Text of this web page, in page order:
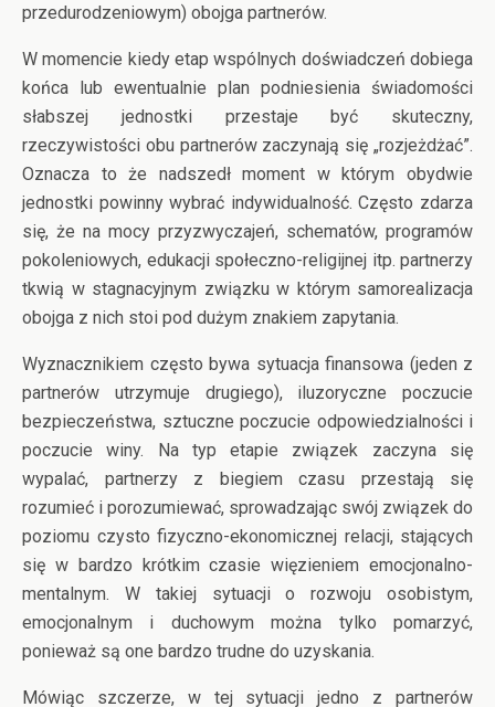
przedurodzeniowym) obojga partnerów.
W momencie kiedy etap wspólnych doświadczeń dobiega
końca lub ewentualnie plan podniesienia świadomości
słabszej jednostki przestaje być skuteczny,
rzeczywistości obu partnerów zaczynają się „rozjeżdżać”.
Oznacza to że nadszedł moment w którym obydwie
jednostki powinny wybrać indywidualność. Często zdarza
się, że na mocy przyzwyczajeń, schematów, programów
pokoleniowych, edukacji społeczno-religijnej itp. partnerzy
tkwią w stagnacyjnym związku w którym samorealizacja
obojga z nich stoi pod dużym znakiem zapytania.
Wyznacznikiem często bywa sytuacja finansowa (jeden z
partnerów utrzymuje drugiego), iluzoryczne poczucie
bezpieczeństwa, sztuczne poczucie odpowiedzialności i
poczucie winy. Na typ etapie związek zaczyna się
wypalać, partnerzy z biegiem czasu przestają się
rozumieć i porozumiewać, sprowadzając swój związek do
poziomu czysto fizyczno-ekonomicznej relacji, stających
się w bardzo krótkim czasie więzieniem emocjonalno-
mentalnym. W takiej sytuacji o rozwoju osobistym,
emocjonalnym i duchowym można tylko pomarzyć,
ponieważ są one bardzo trudne do uzyskania.
Mówiąc szczerze, w tej sytuacji jedno z partnerów